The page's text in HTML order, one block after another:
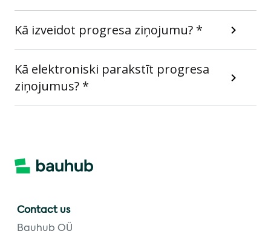
Kā izveidot progresa ziņojumu? *
Kā elektroniski parakstīt progresa
ziņojumus? *
Contact us
Bauhub OÜ